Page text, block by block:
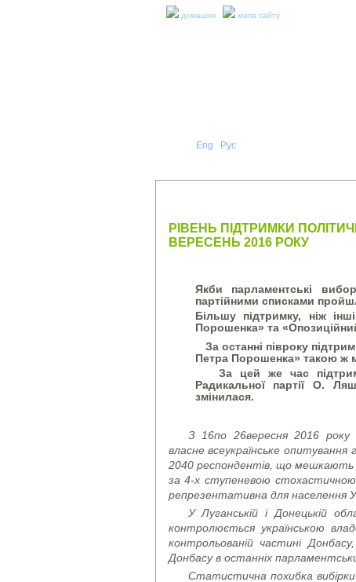
домашня мапа сайту
Eng Рус
РІВЕНЬ ПІДТРИМКИ
ВЕРЕСЕНЬ 2016 РОКУ
Якби парламентські
партійними списками
Більшу підтримку, ніж
Порошенка» та
За останні півроку
Петра Порошенка» такою ж
За цей же час
Радикальної партії О.
змінилася.
З 16по 26вересня 2016 року
власне всеукраїнське
2040 респондентів, що мешкають у
за 4-х ступеневою
репрезентативна для населення
У Луганській і Донецькій
контролюється українською
контрольованій частині
Донбасу в останніх
Статистична похибка